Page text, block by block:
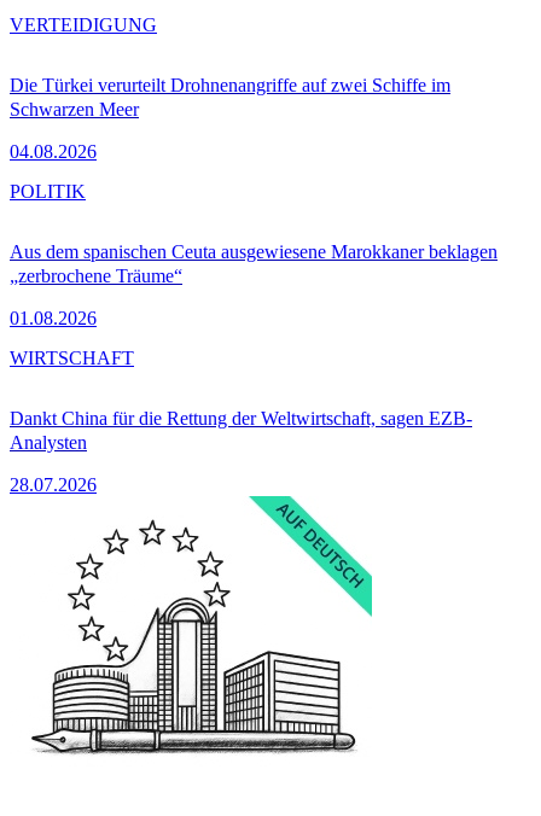
Die Türkei verurteilt Drohnenangriffe auf zwei Schiffe im
Schwarzen Meer
04.08.2026
VERTEIDIGUNG
Aus dem spanischen Ceuta ausgewiesene Marokkaner beklagen
„zerbrochene Träume“
01.08.2026
POLITIK
Dankt China für die Rettung der Weltwirtschaft, sagen EZB-
Analysten
28.07.2026
WIRTSCHAFT